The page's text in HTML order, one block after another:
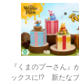
『くまのプーさん』
ックスに!? 新たな